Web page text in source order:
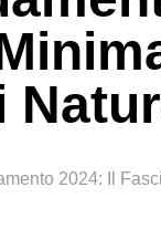
2024: Il